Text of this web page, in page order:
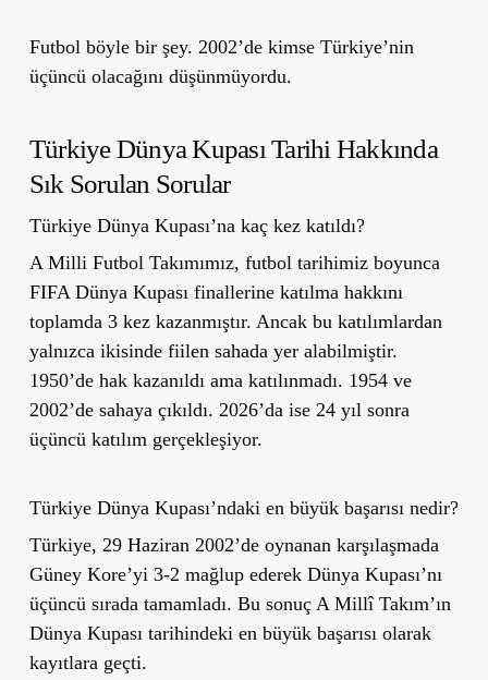
Futbol böyle bir şey. 2002’de kimse Türkiye’nin
üçüncü olacağını düşünmüyordu.
Türkiye Dünya Kupası Tarihi Hakkında
Sık Sorulan Sorular
Türkiye Dünya Kupası’na kaç kez katıldı?
A Milli Futbol Takımımız, futbol tarihimiz boyunca
FIFA Dünya Kupası finallerine katılma hakkını
toplamda 3 kez kazanmıştır. Ancak bu katılımlardan
yalnızca ikisinde fiilen sahada yer alabilmiştir.
1950’de hak kazanıldı ama katılınmadı. 1954 ve
2002’de sahaya çıkıldı. 2026’da ise 24 yıl sonra
üçüncü katılım gerçekleşiyor.
Türkiye Dünya Kupası’ndaki en büyük başarısı nedir?
Türkiye, 29 Haziran 2002’de oynanan karşılaşmada
Güney Kore’yi 3-2 mağlup ederek Dünya Kupası’nı
üçüncü sırada tamamladı. Bu sonuç A Millî Takım’ın
Dünya Kupası tarihindeki en büyük başarısı olarak
kayıtlara geçti.